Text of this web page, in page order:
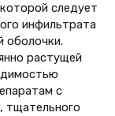
следует
инфильтрата
оболочки.
растущей
с
тщательного